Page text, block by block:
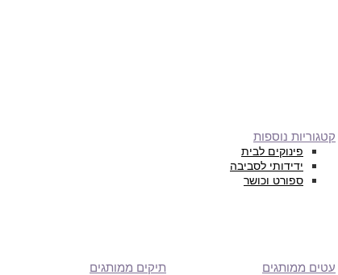
קטגוריות נוספות
פינוקים לבית
ידידותי לסביבה
ספורט וכושר
עטים ממותגים תיקים ממותגים